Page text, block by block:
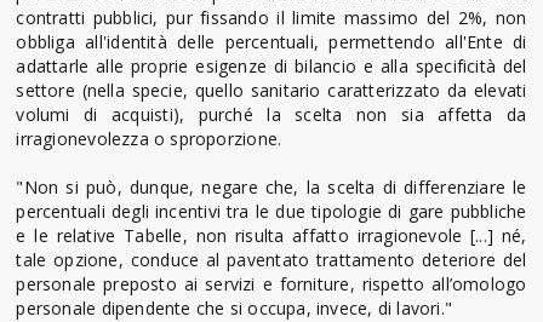
contratti pubblici, pur fissando il limite massimo del 2%, non
obbliga all'identità delle percentuali, permettendo all'Ente di
adattarle alle proprie esigenze di bilancio e alla specificità del
settore (nella specie, quello sanitario caratterizzato da elevati
volumi di acquisti), purché la scelta non sia affetta da
irragionevolezza o sproporzione.
"Non si può, dunque, negare che, la scelta di differenziare le
percentuali degli incentivi tra le due tipologie di gare pubbliche
e le relative Tabelle, non risulta affatto irragionevole [...] né,
tale opzione, conduce al paventato trattamento deteriore del
personale preposto ai servizi e forniture, rispetto all’omologo
personale dipendente che si occupa, invece, di lavori."